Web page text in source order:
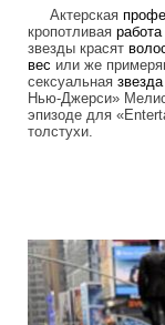
Актерская
кропотливая работа
звезды красят
вес или же
сексуальная звезда
Нью-Джерси»
эпизоде для
толстухи.